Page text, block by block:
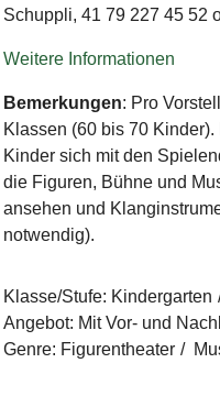
Schuppli, 41 79 227 45 52
Weitere Informationen
Bemerkungen: Pro
Klassen (60 bis 70
Kinder sich mit den
die Figuren, Bühne und
ansehen und
notwendig).
Klasse/Stufe: Kindergarten
Angebot: Mit Vor- und
Genre: Figurentheater